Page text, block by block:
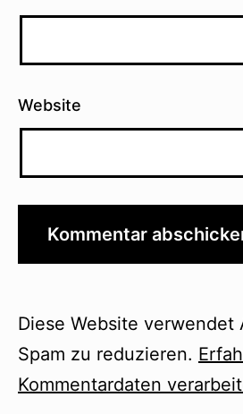
Website
Diese Website verwendet
Spam zu reduzieren.
Kommentardaten